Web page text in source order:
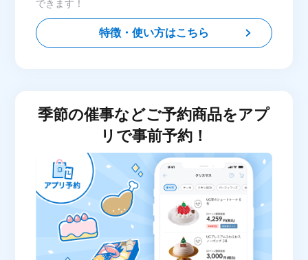
できます！
特徴・使い方はこちら
季節の催事などご予約商品をアプ
リで事前予約！